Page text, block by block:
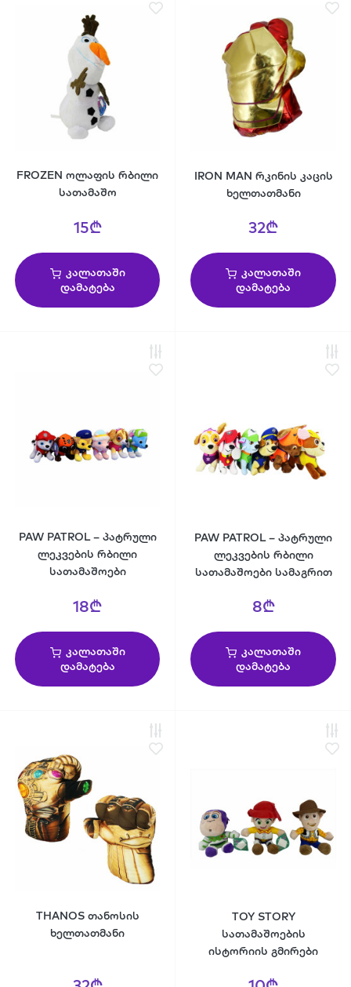
FROZEN ოლაფის რბილი
სათამაშო
15₾
კალათაში
დამატება
IRON MAN რკინის კაცის
ხელთათმანი
32₾
კალათაში
დამატება
PAW PATROL – პატრული
ლეკვების რბილი
სათამაშოები
18₾
კალათაში
დამატება
PAW PATROL – პატრული
ლეკვების რბილი
სათამაშოები სამაგრით
8₾
კალათაში
დამატება
THANOS თანოსის
ხელთათმანი
TOY STORY
სათამაშოების
ისტორიის გმირები